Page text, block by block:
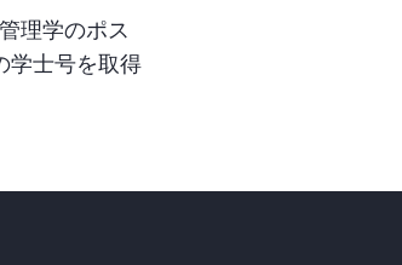
理学のポス
学士号を取得